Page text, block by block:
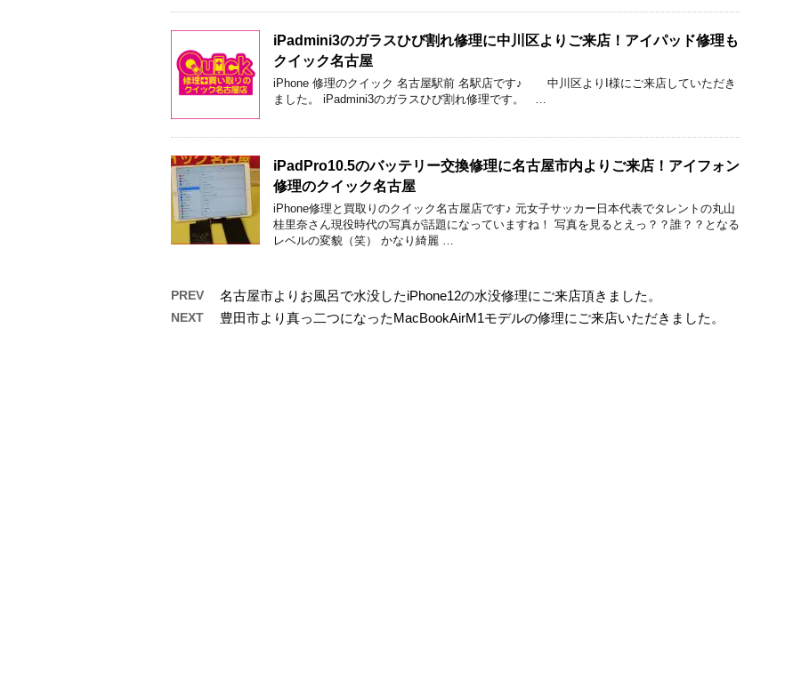
iPadmini3のガラスひび割れ修理に中川区よりご来店！アイパッド修理も
クイック名古屋
iPhone 修理のクイック 名古屋駅前 名駅店です♪ 中川区よりI様にご来店していただき
ました。 iPadmini3のガラスひび割れ修理です。 …
iPadPro10.5のバッテリー交換修理に名古屋市内よりご来店！アイフォン
修理のクイック名古屋
iPhone修理と買取りのクイック名古屋店です♪ 元女子サッカー日本代表でタレントの丸山
桂里奈さん現役時代の写真が話題になっていますね！ 写真を見るとえっ？？誰？？となる
レベルの変貌（笑） かなり綺麗 …
PREV 名古屋市よりお風呂で水没したiPhone12の水没修理にご来店頂きました。
NEXT 豊田市より真っ二つになったMacBookAirM1モデルの修理にご来店いただきました。